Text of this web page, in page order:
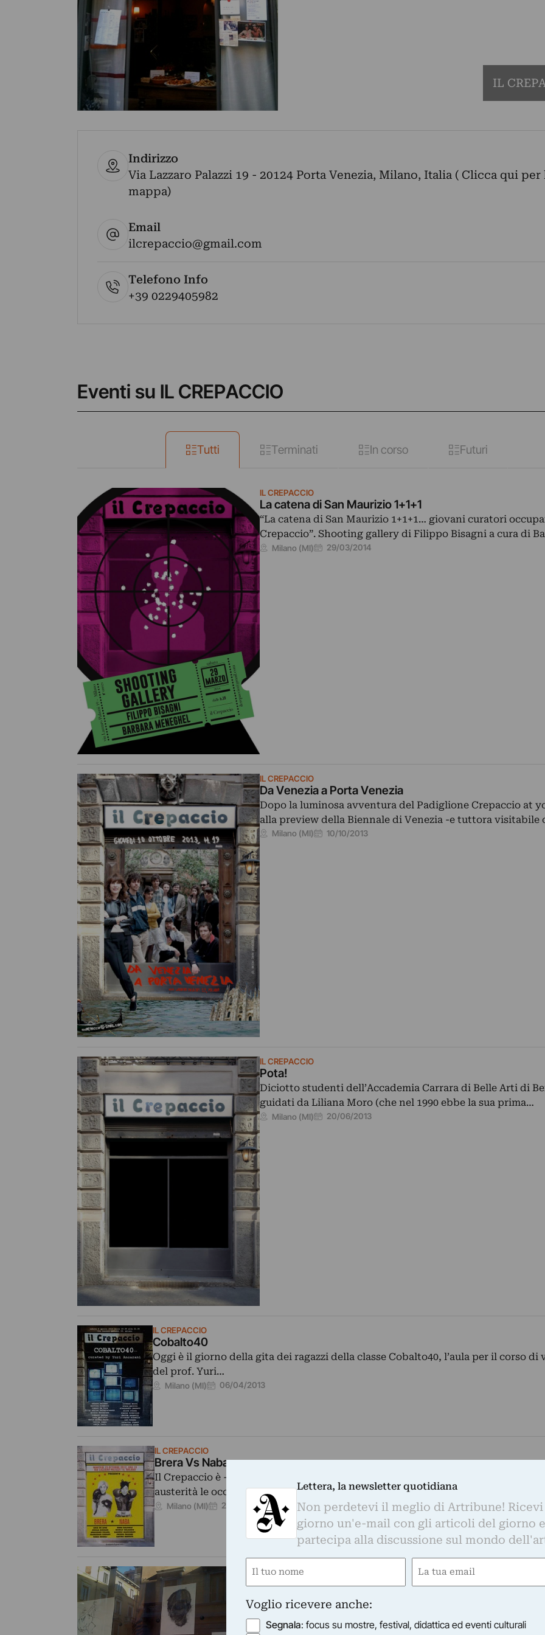
IL
Indirizzo
Via Lazzaro Palazzi 19 - 20124 Porta Venezia, Milano, Italia ( Clicca qui per
mappa)
Email
ilcrepaccio@gmail.com
Telefono Info
+39 0229405982
Eventi su IL CREPACCIO
Tutti Terminati In corso Futuri
IL CREPACCIO
La catena di San Maurizio 1+1+1
“La catena di San Maurizio 1+1+1… giovani curatori
Crepaccio”. Shooting gallery di Filippo Bisagni a cura di
Milano (MI) 29/03/2014
IL CREPACCIO
Da Venezia a Porta Venezia
Dopo la luminosa avventura del Padiglione Crepaccio at
alla preview della Biennale di Venezia -e tuttora visitabile
Milano (MI) 10/10/2013
IL CREPACCIO
Pota!
Diciotto studenti dell’Accademia Carrara di Belle Arti di
guidati da Liliana Moro (che nel 1990 ebbe la sua prima…
Milano (MI) 20/06/2013
IL CREPACCIO
Cobalto40
Oggi è il giorno della gita dei ragazzi della classe Cobalto40, l’aula per il corso di
del prof. Yuri…
Milano (MI) 06/04/2013
IL CREPACCIO
Brera Vs Naba
Il Crepaccio è -letteralmente – una vetrina per artisti emergenti. In tempi di crisi
austerità le occasioni per mettersi…
Milano (MI) 23/10/2012
IL CREPACCIO
Stracrepaccio Paradise
Al Crepaccio ventiquattro artisti sono invitati ad allestire il
lavoro nell’arco di una serata.
Milano (MI) 03/10/2012
Lettera, la newsletter quotidiana
Non perdetevi il meglio di Artribune! Ricevi
giorno un'e-mail con gli articoli del giorno e
partecipa alla discussione sul mondo
Nome
Email
Voglio ricevere anche:
Segnala: focus su mostre, festival, didattica ed eventi culturali